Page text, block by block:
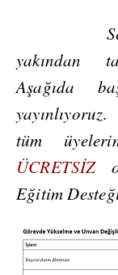
yakından
Aşağıda
tüm
ÜCRETSİZ
Eğitim